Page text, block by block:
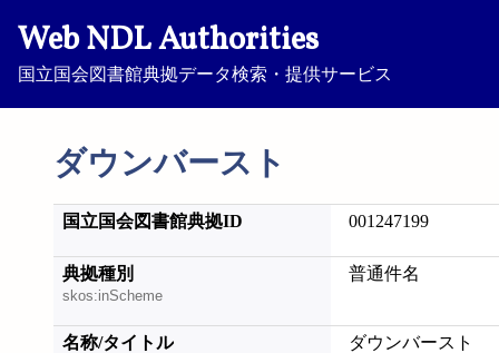
Web NDL Authorities
国立国会図書館典拠データ検索・提供サービス
ダウンバースト
国立国会図書館典拠ID 001247199
典拠種別
skos:inScheme
普通件名
名称/タイトル ダウンバースト